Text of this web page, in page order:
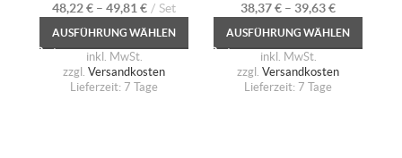
48,22€ – 49,81€ Set
AUSFÜHRUNG WÄHLEN
inkl. MwSt.
zzgl. Versandkosten
Lieferzeit: 7 Tage
38,37€ – 39,63€
AUSFÜHRUNG WÄHLEN
inkl. MwSt.
zzgl. Versandkosten
Lieferzeit: 7 Tage